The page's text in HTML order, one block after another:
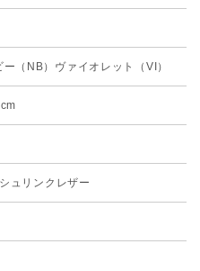
（NB）ヴァイオレット（VI）
ュリンクレザー